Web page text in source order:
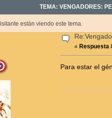
TEMA: VENGADORES:
están viendo este tema.
«Respuesta
Para estar el